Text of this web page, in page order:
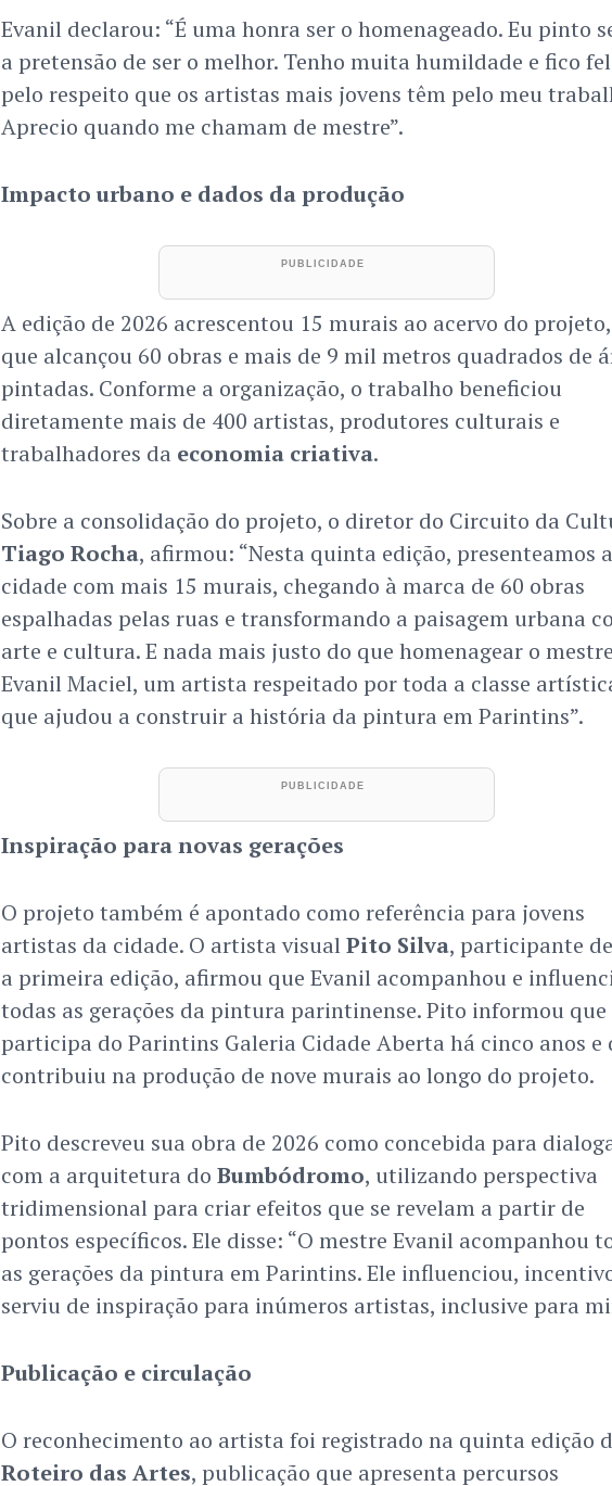
Evanil declarou: “É uma honra ser o homenageado. Eu pinto
a pretensão de ser o melhor. Tenho muita humildade e fico
pelo respeito que os artistas mais jovens têm pelo meu
Aprecio quando me chamam de mestre”.
Impacto urbano e dados da produção
A edição de 2026 acrescentou 15 murais ao acervo do projeto,
que alcançou 60 obras e mais de 9 mil metros quadrados de
pintadas. Conforme a organização, o trabalho beneficiou
diretamente mais de 400 artistas, produtores culturais e
trabalhadores da economia criativa.
Sobre a consolidação do projeto, o diretor do Circuito da
Tiago Rocha, afirmou: “Nesta quinta edição, presenteamos a
cidade com mais 15 murais, chegando à marca de 60 obras
espalhadas pelas ruas e transformando a paisagem urbana
arte e cultura. E nada mais justo do que homenagear o mestre
Evanil Maciel, um artista respeitado por toda a classe
que ajudou a construir a história da pintura em Parintins”.
Inspiração para novas gerações
O projeto também é apontado como referência para jovens
artistas da cidade. O artista visual Pito Silva, participante
a primeira edição, afirmou que Evanil acompanhou e
todas as gerações da pintura parintinense. Pito informou que
participa do Parintins Galeria Cidade Aberta há cinco anos e
contribuiu na produção de nove murais ao longo do projeto.
Pito descreveu sua obra de 2026 como concebida para
com a arquitetura do Bumbódromo, utilizando perspectiva
tridimensional para criar efeitos que se revelam a partir de
pontos específicos. Ele disse: “O mestre Evanil acompanhou
as gerações da pintura em Parintins. Ele influenciou,
serviu de inspiração para inúmeros artistas, inclusive para
Publicação e circulação
O reconhecimento ao artista foi registrado na quinta edição
Roteiro das Artes, publicação que apresenta percursos